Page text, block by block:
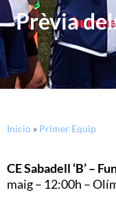
Prèvia
Inicio » Primer Equip
CE Sabadell ‘B’ –
maig – 12:00h –